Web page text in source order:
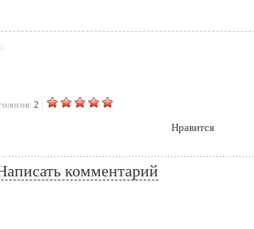
2
Нравится
комментарий